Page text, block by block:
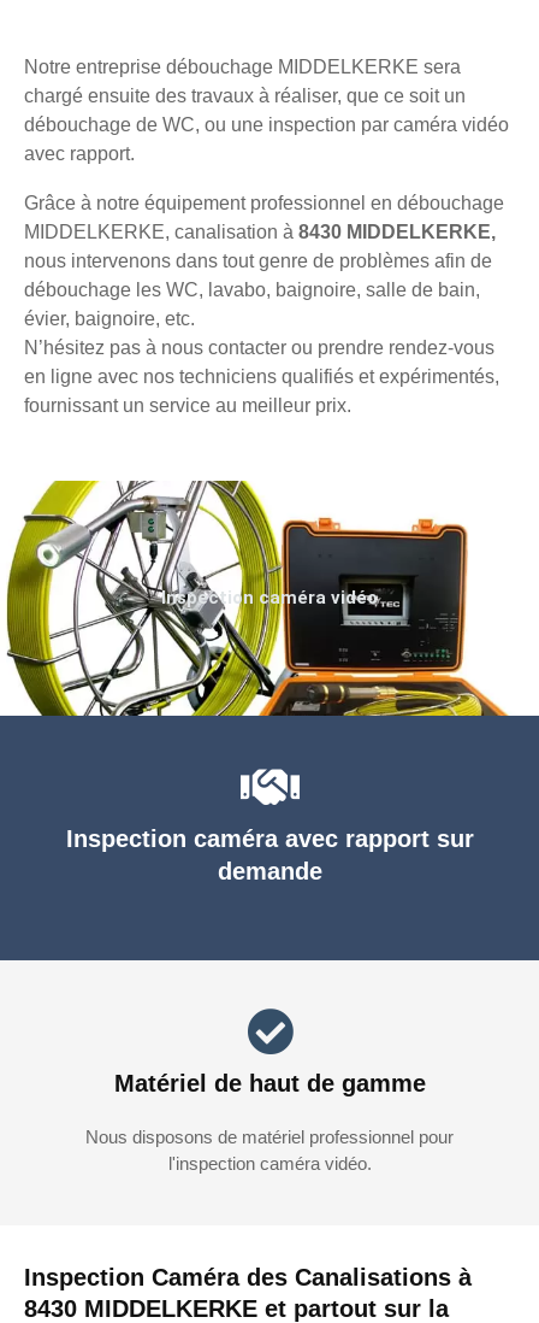
Notre entreprise débouchage MIDDELKERKE sera
chargé ensuite des travaux à réaliser, que ce soit un
débouchage de WC, ou une inspection par caméra vidéo
avec rapport.
Grâce à notre équipement professionnel en débouchage
MIDDELKERKE, canalisation à 8430 MIDDELKERKE,
nous intervenons dans tout genre de problèmes afin de
débouchage les WC, lavabo, baignoire, salle de bain,
évier, baignoire, etc.
N’hésitez pas à nous contacter ou prendre rendez-vous
en ligne avec nos techniciens qualifiés et expérimentés,
fournissant un service au meilleur prix.
Inspection Caméra des Canalisations à
8430 MIDDELKERKE et partout sur la
Inspection caméra avec rapport sur
demande
Matériel de haut de gamme
Nous disposons de matériel professionnel pour
l'inspection caméra vidéo.
Inspection caméra vidéo